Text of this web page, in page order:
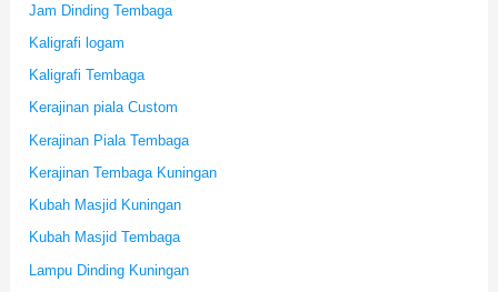
Jam Dinding Tembaga
Kaligrafi logam
Kaligrafi Tembaga
Kerajinan piala Custom
Kerajinan Piala Tembaga
Kerajinan Tembaga Kuningan
Kubah Masjid Kuningan
Kubah Masjid Tembaga
Lampu Dinding Kuningan